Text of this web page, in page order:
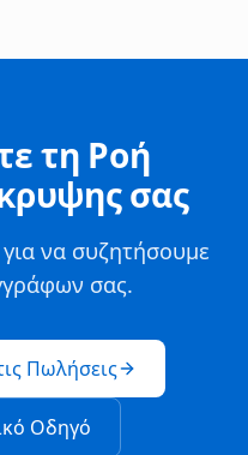
τη Ροή
σας
να συζητήσουμε
σας.
Πωλήσεις
Οδηγό